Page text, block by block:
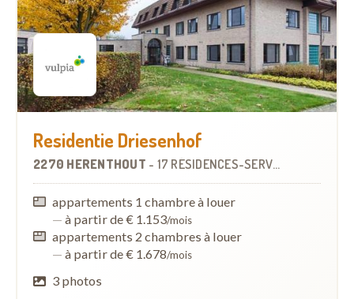
Residentie Driesenhof
2270 HERENTHOUT - 17 RÉSIDENCES-SERVICES
appartements 1 chambre à louer
— à partir de € 1.153/mois
appartements 2 chambres à louer
— à partir de € 1.678/mois
3 photos